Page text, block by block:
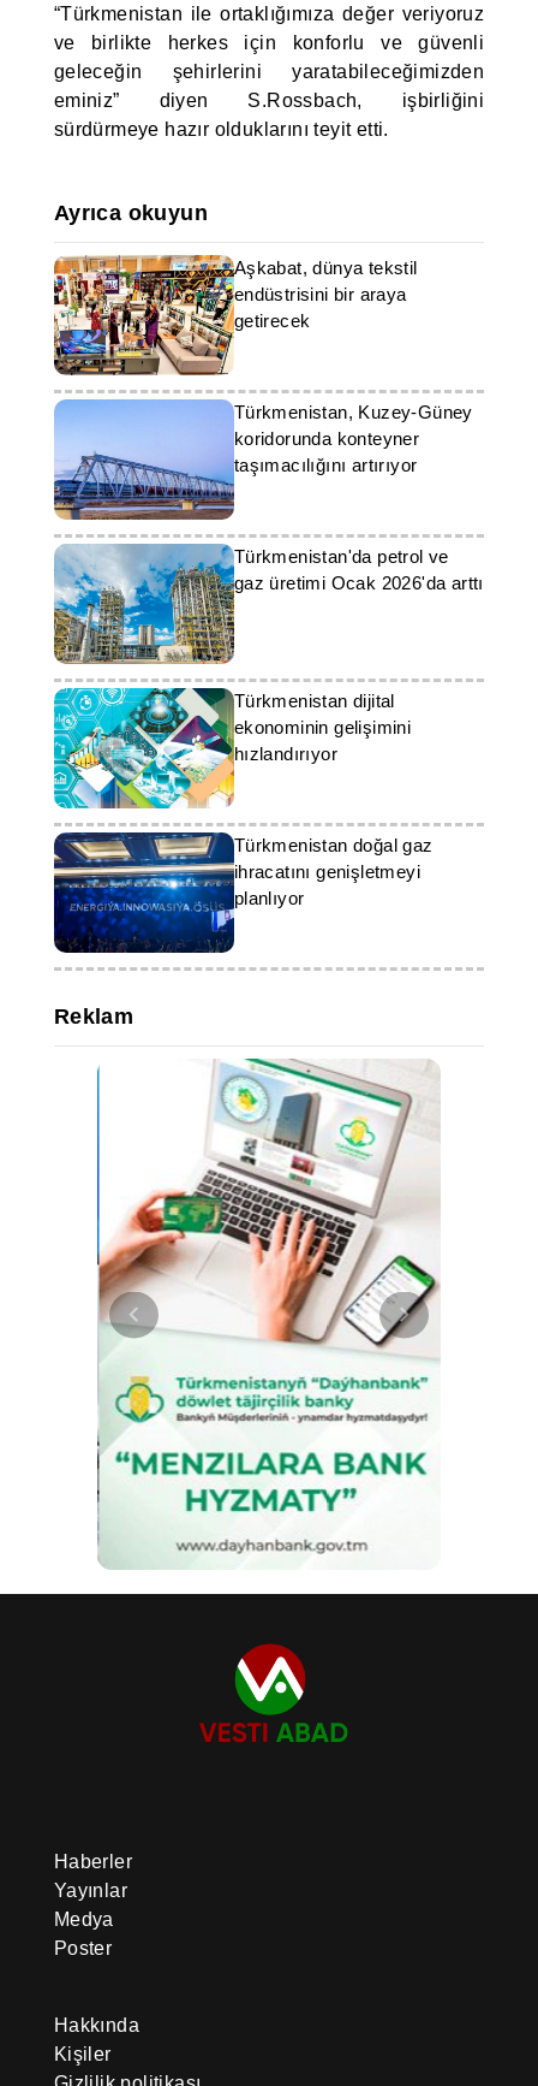
“Türkmenistan ile ortaklığımıza değer veriyoruz
ve birlikte herkes için konforlu ve güvenli
geleceğin şehirlerini yaratabileceğimizden
eminiz” diyen S.Rossbach, işbirliğini
sürdürmeye hazır olduklarını teyit etti.
Ayrıca okuyun
Aşkabat, dünya tekstil
endüstrisini bir araya
getirecek
Türkmenistan, Kuzey-Güney
koridorunda konteyner
taşımacılığını artırıyor
Türkmenistan'da petrol ve
gaz üretimi Ocak 2026'da arttı
Türkmenistan dijital
ekonominin gelişimini
hızlandırıyor
Türkmenistan doğal gaz
ihracatını genişletmeyi
planlıyor
Reklam
Haberler
Yayınlar
Medya
Poster
Hakkında
Kişiler